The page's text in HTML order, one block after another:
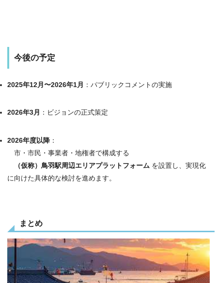
今後の予定
2025年12月〜2026年1月 ：パブリックコメントの実施
2026年3月 ：ビジョンの正式策定
2026年度以降 ：
市・市民・事業者・地権者で構成する
（仮称）鳥羽駅周辺エリアプラットフォーム を設置し、実現化
に向けた具体的な検討を進めます。
まとめ